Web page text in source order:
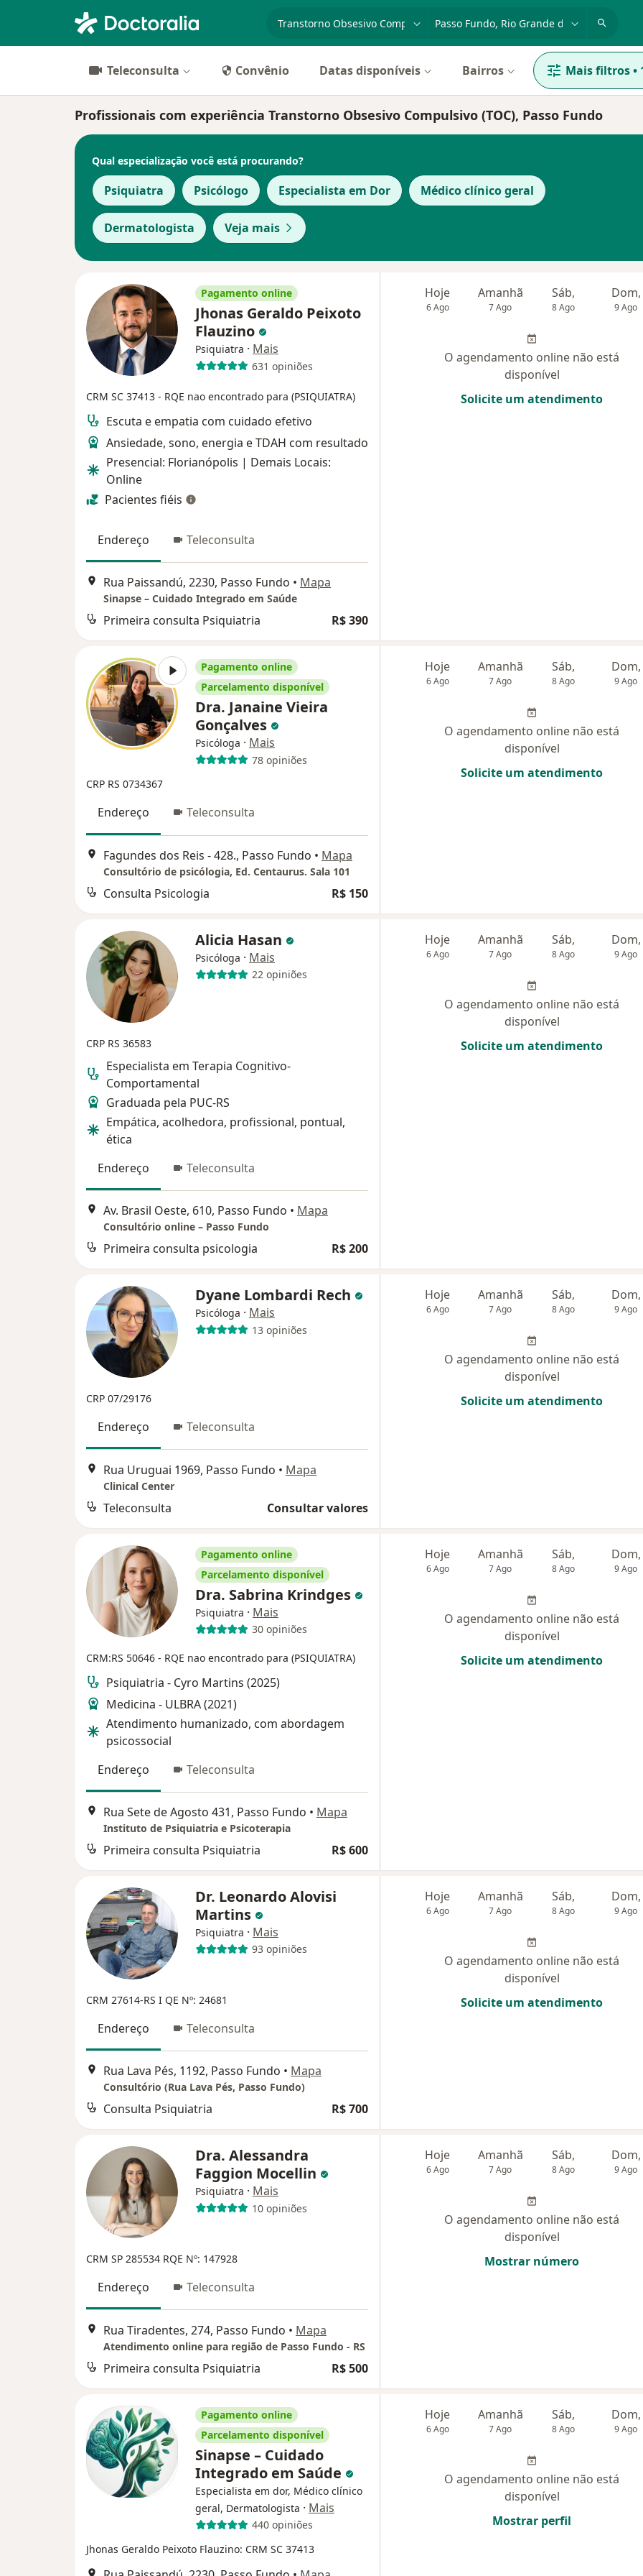
Teleconsulta Convênio Datas disponíveis Bairros Mais filtros•
Profissionais com experiência Transtorno Obsesivo Compulsivo (TOC), Passo Fundo
Qual especialização você está procurando?
Psiquiatra Psicólogo Especialista em Dor Médico clínico geral
Dermatologista Veja mais
Pagamento online
Jhonas Geraldo Peixoto
Flauzino
Psiquiatra · Mais
631 opiniões
CRM SC 37413 - RQE nao encontrado para (PSIQUIATRA)
Escuta e empatia com cuidado efetivo
Ansiedade, sono, energia e TDAH com resultado
Presencial: Florianópolis | Demais Locais:
Online
Pacientes fiéis
Endereço Teleconsulta
Rua Paissandú, 2230, Passo Fundo • Mapa
Sinapse – Cuidado Integrado em Saúde
Primeira consulta Psiquiatria R$ 390
Hoje
6 Ago
Amanhã
7 Ago
Sáb,
8 Ago
Dom,
9 Ago
O agendamento online não está
disponível
Solicite um atendimento
Pagamento online
Parcelamento disponível
Dra. Janaine Vieira
Gonçalves
Psicóloga · Mais
78 opiniões
CRP RS 0734367
Endereço Teleconsulta
Fagundes dos Reis - 428., Passo Fundo • Mapa
Consultório de psicólogia, Ed. Centaurus. Sala 101
Consulta Psicologia R$ 150
Hoje
6 Ago
Amanhã
7 Ago
Sáb,
8 Ago
Dom,
9 Ago
O agendamento online não está
disponível
Solicite um atendimento
Alicia Hasan
Psicóloga · Mais
22 opiniões
CRP RS 36583
Especialista em Terapia Cognitivo-
Comportamental
Graduada pela PUC-RS
Empática, acolhedora, profissional, pontual,
ética
Endereço
Teleconsulta
Av. Brasil Oeste, 610, Passo Fundo • Mapa
Consultório online – Passo Fundo
Primeira consulta psicologia R$ 200
Hoje
6 Ago
Amanhã
7 Ago
Sáb,
8 Ago
Dom,
9 Ago
O agendamento online não está
disponível
Solicite um atendimento
Dyane Lombardi Rech
Psicóloga · Mais
13 opiniões
CRP 07/29176
Endereço Teleconsulta
Rua Uruguai 1969, Passo Fundo • Mapa
Clinical Center
Teleconsulta Consultar valores
Hoje
6 Ago
Amanhã
7 Ago
Sáb,
8 Ago
Dom,
9 Ago
O agendamento online não está
disponível
Solicite um atendimento
Pagamento online
Parcelamento disponível
Dra. Sabrina Krindges
Psiquiatra · Mais
30 opiniões
CRM:RS 50646 - RQE nao encontrado para (PSIQUIATRA)
Psiquiatria - Cyro Martins (2025)
Medicina - ULBRA (2021)
Atendimento humanizado, com abordagem
psicossocial
Endereço
Teleconsulta
Rua Sete de Agosto 431, Passo Fundo • Mapa
Instituto de Psiquiatria e Psicoterapia
Primeira consulta Psiquiatria R$ 600
Hoje
6 Ago
Amanhã
7 Ago
Sáb,
8 Ago
Dom,
9 Ago
O agendamento online não está
disponível
Solicite um atendimento
Dr. Leonardo Alovisi
Martins
Psiquiatra · Mais
93 opiniões
CRM 27614-RS I QE Nº: 24681
Endereço Teleconsulta
Rua Lava Pés, 1192, Passo Fundo • Mapa
Consultório (Rua Lava Pés, Passo Fundo)
Consulta Psiquiatria R$ 700
Hoje
6 Ago
Amanhã
7 Ago
Sáb,
8 Ago
Dom,
9 Ago
O agendamento online não está
disponível
Solicite um atendimento
Dra. Alessandra
Faggion Mocellin
Psiquiatra · Mais
10 opiniões
CRM SP 285534 RQE Nº: 147928
Endereço Teleconsulta
Rua Tiradentes, 274, Passo Fundo • Mapa
Atendimento online para região de Passo Fundo - RS
Primeira consulta Psiquiatria R$ 500
Hoje
6 Ago
Amanhã
7 Ago
Sáb,
8 Ago
Dom,
9 Ago
O agendamento online não está
disponível
Mostrar número
Pagamento online
Parcelamento disponível
Sinapse – Cuidado
Integrado em Saúde
Especialista em dor, Médico clínico
geral, Dermatologista · Mais
440 opiniões
Jhonas Geraldo Peixoto Flauzino: CRM SC 37413
Hoje
6 Ago
Amanhã
7 Ago
Sáb,
8 Ago
Dom,
9 Ago
O agendamento online não está
disponível
Mostrar perfil